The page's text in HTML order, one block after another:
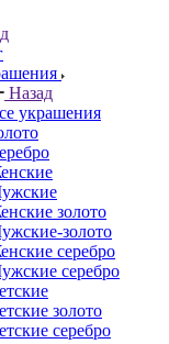
Назад
украшения
золото
золото
серебро
серебро
золото
серебро